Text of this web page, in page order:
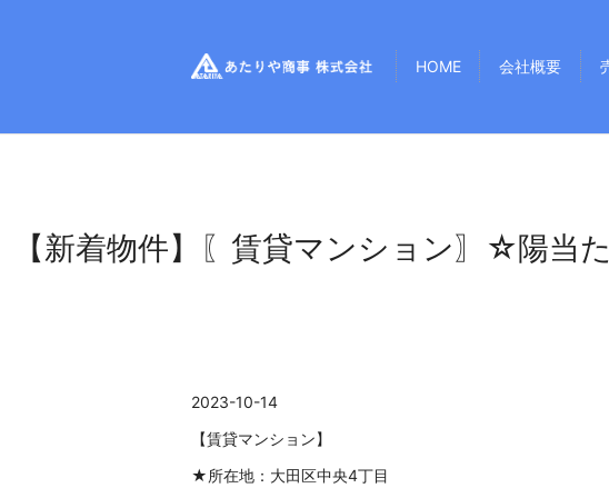
HOME 会社概要
【新着物件】〖賃貸マンション〗☆陽
2023-10-14
【賃貸マンション】
★所在地：大田区中央4丁目